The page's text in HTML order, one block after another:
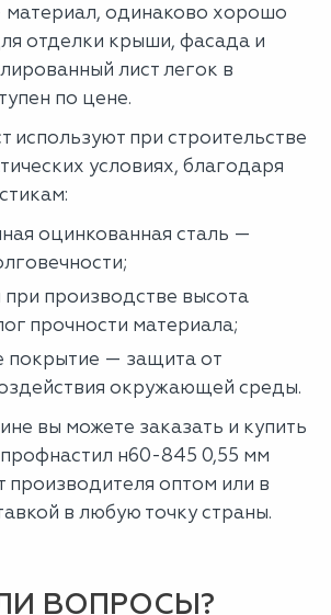
одинаково хорошо
отделки крыши, фасада и
лист легок в
по цене.
используют при строительстве
условиях, благодаря
оцинкованная сталь —
при производстве высота
прочности материала;
покрытие — защита от
окружающей среды.
вы можете заказать и купить
н60-845 0,55 мм
производителя оптом или в
в любую точку страны.
ВОПРОСЫ?